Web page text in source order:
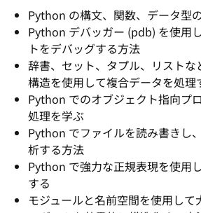
Python の構文、関数、データ型
Python デバッガー (pdb) を使用
トをデバッグする方法
辞書、セット、タプル、リスト
構造を使用して複合データを処理
Python でのオブジェクト指向プ
処理を学ぶ
Python でファイルを読み書きし
析する方法
Python で強力な正規表現を使用
する
モジュールと名前空間を使用し